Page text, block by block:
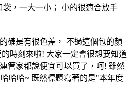
，一大一小； 小的很適合放手
確是有很色差， 不過這個包的顏
時刻來啦! 大家一定會很想要知道
管家都說便宜可以買了，呵! 雖然
哈哈~ 既然標題寫著的是"本年度